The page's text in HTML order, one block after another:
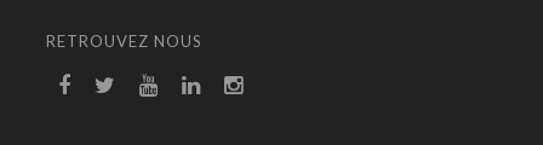
RETROUVEZ NOUS